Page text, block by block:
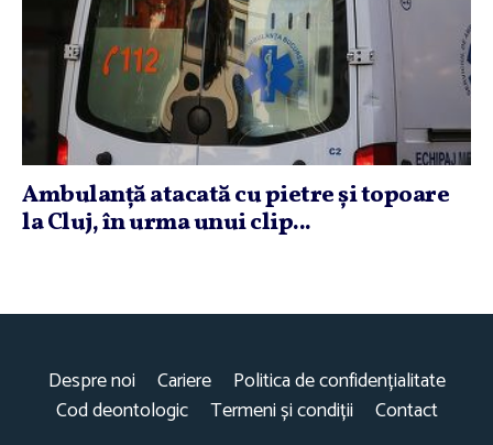
Ambulanţă atacată cu pietre şi topoare
la Cluj, în urma unui clip...
Despre noi Cariere
Politica de confidențialitate
Cod deontologic
Termeni și condiții Contact